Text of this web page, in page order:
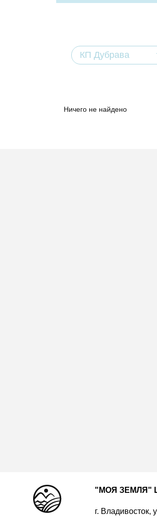
КП Дубрава
Ничего не найдено
"МОЯ ЗЕМЛЯ"
г. Владивосток,